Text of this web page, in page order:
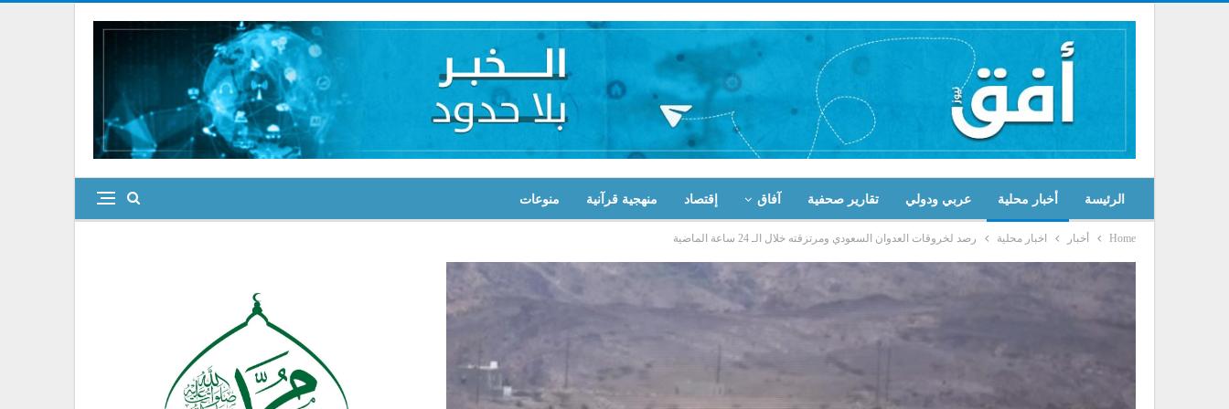
الرئيسة أخبار محلية عربي ودولي تقارير صحفية آفاق إقتصاد منهجية قرآنية منوعات
Home أخبار اخبار محلية رصد لخروقات العدوان السعودي ومرتزقته خلال الـ 24 ساعة الماضية